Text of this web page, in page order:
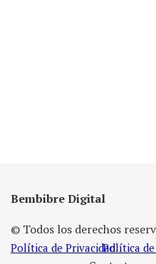
Bembibre Digital
© Todos los derechos
Política de PrivacidadPolítica